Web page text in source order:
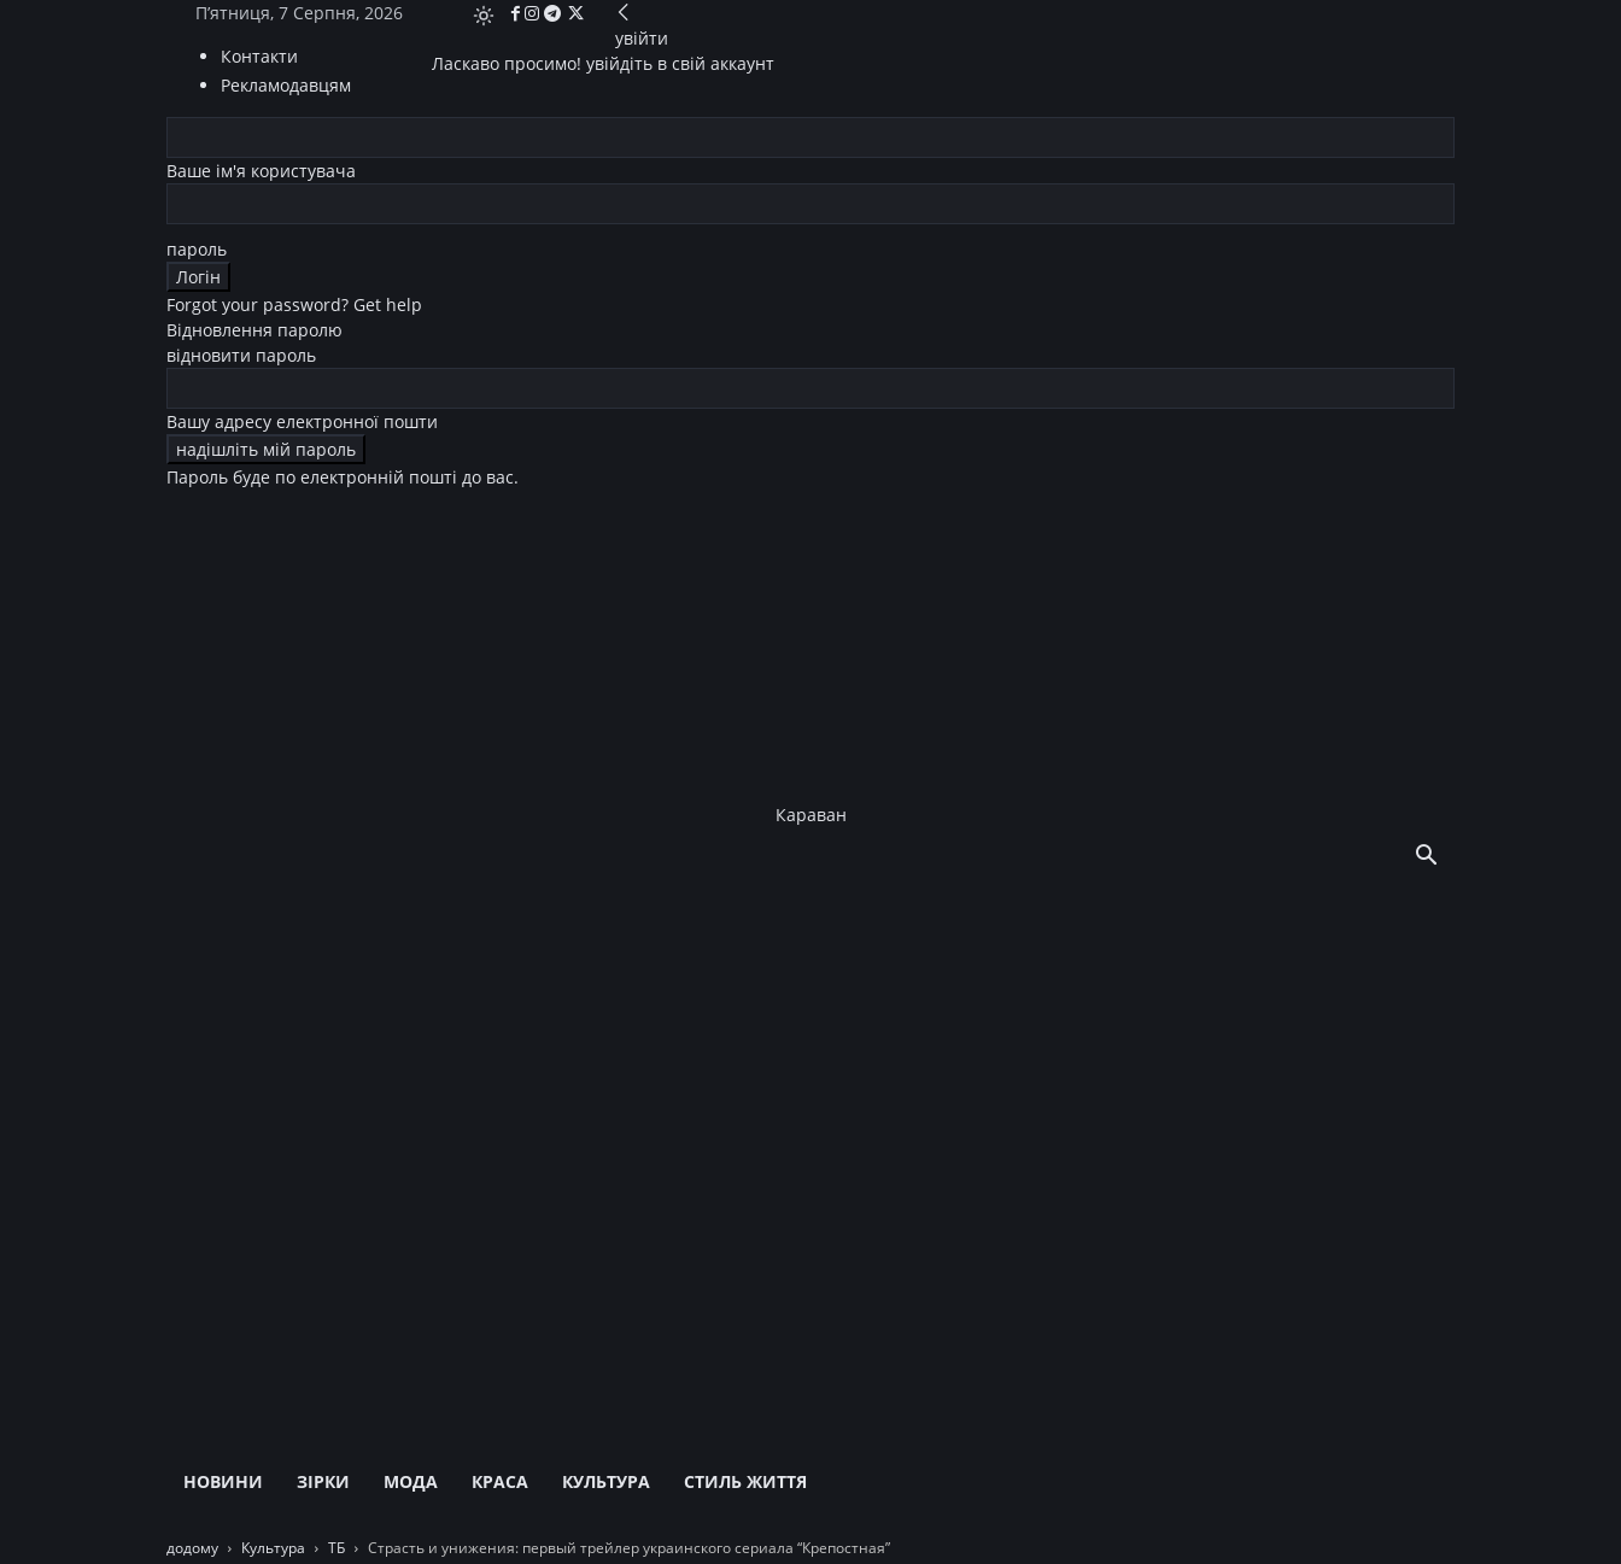
П’ятниця, 7 Серпня, 2026
Контакти
Рекламодавцям
увійти
Ласкаво просимо! увійдіть в свій аккаунт
Ваше ім'я користувача
пароль
Forgot your password? Get help
Відновлення паролю
відновити пароль
Вашу адресу електронної пошти
Пароль буде по електронній пошті до вас.
Караван
НОВИНИ ЗІРКИ МОДА КРАСА КУЛЬТУРА СТИЛЬ ЖИТТЯ
додому Культура ТБ Страсть и унижения: первый трейлер украинского сериала “Крепостная”